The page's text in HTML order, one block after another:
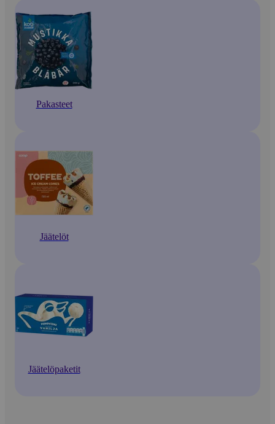
Pakasteet
Jäätelöt
Jäätelöpaketit